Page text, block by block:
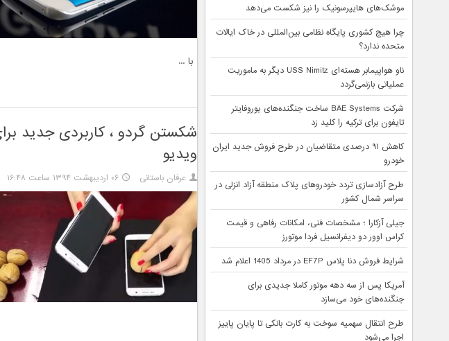
با ...
ویدیو
عرفان باستانی ۰۶ اردیبهشت ۱۳۹۴ ساعت ۱۶:۴۸
موشک‌های هایپرسونیک را نیز شکست می‌دهد
چرا هیچ کشوری پایگاه نظامی بین‌المللی در خاک ایالات
متحده ندارد؟
ناو هواپیمابر هسته‌ای USS Nimitz دیگر به ماموریت
عملیاتی بازنمی‌گردد
شرکت BAE Systems ساخت جنگنده‌های یوروفایتر
تایفون برای ترکیه را کلید زد
کاهش ۹۱ درصدی متقاضیان در طرح فروش جدید ایران
خودرو
طرح آزادسازی تردد خودروهای پلاک منطقه آزاد انزلی در
سراسر شمال کشور
جیلی آزکارا ؛ مشخصات فنی، امکانات رفاهی و قیمت
کراس اوور دو دیفرانسیل فردا موتورز
شرایط فروش دنا پلاس EF7P در مرداد 1405 اعلام شد
آمریکا پس از سه دهه موتور کاملا جدیدی برای
جنگنده‌های خود می‌سازد
طرح انتقال سهمیه سوخت به کارت بانکی تا پایان پاییز
اجرا می‌شود